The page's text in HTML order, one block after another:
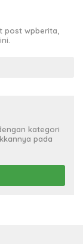
post wpberita,
kategori
pada